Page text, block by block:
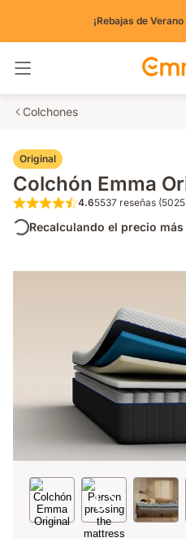
¡Rebajas de
Colchones
Original
Colchón Emma
4.6 de 5
4.65537 reseñas
Recalculando el precio